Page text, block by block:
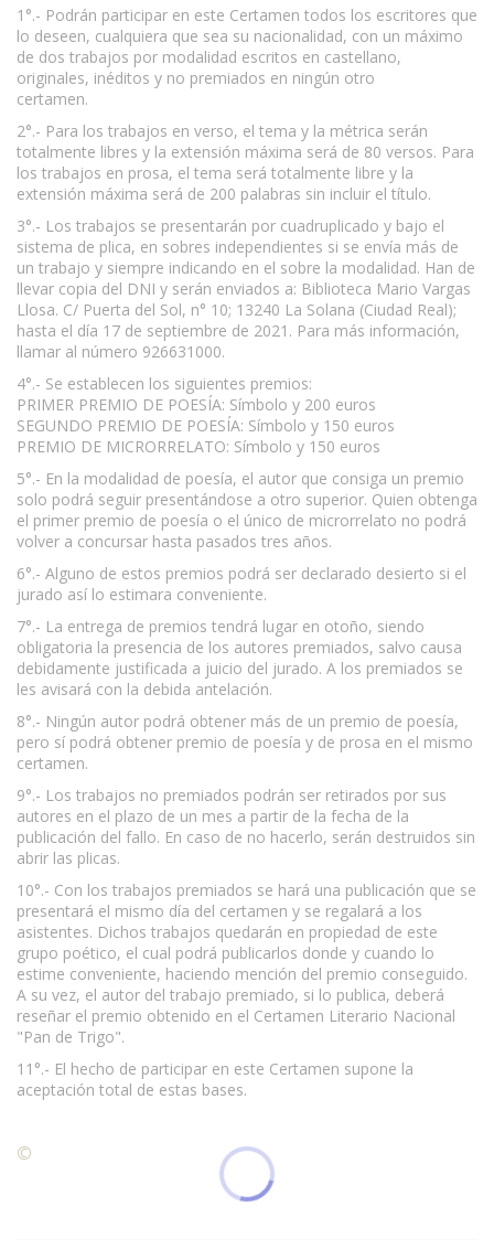
1°.- Podrán participar en este Certamen todos los escritores que
lo deseen, cualquiera que sea su nacionalidad, con un máximo
de dos trabajos por modalidad escritos en castellano,
originales, inéditos y no premiados en ningún otro
certamen.
2°.- Para los trabajos en verso, el tema y la métrica serán
totalmente libres y la extensión máxima será de 80 versos. Para
los trabajos en prosa, el tema será totalmente libre y la
extensión máxima será de 200 palabras sin incluir el título.
3°.- Los trabajos se presentarán por cuadruplicado y bajo el
sistema de plica, en sobres independientes si se envía más de
un trabajo y siempre indicando en el sobre la modalidad. Han de
llevar copia del DNI y serán enviados a: Biblioteca Mario Vargas
Llosa. C/ Puerta del Sol, n° 10; 13240 La Solana (Ciudad Real);
hasta el día 17 de septiembre de 2021. Para más información,
llamar al número 926631000.
4°.- Se establecen los siguientes premios:
PRIMER PREMIO DE POESÍA: Símbolo y 200 euros
SEGUNDO PREMIO DE POESÍA: Símbolo y 150 euros
PREMIO DE MICRORRELATO: Símbolo y 150 euros
5°.- En la modalidad de poesía, el autor que consiga un premio
solo podrá seguir presentándose a otro superior. Quien obtenga
el primer premio de poesía o el único de microrrelato no podrá
volver a concursar hasta pasados tres años.
6°.- Alguno de estos premios podrá ser declarado desierto si el
jurado así lo estimara conveniente.
7°.- La entrega de premios tendrá lugar en otoño, siendo
obligatoria la presencia de los autores premiados, salvo causa
debidamente justificada a juicio del jurado. A los premiados se
les avisará con la debida antelación.
8°.- Ningún autor podrá obtener más de un premio de poesía,
pero sí podrá obtener premio de poesía y de prosa en el mismo
certamen.
9°.- Los trabajos no premiados podrán ser retirados por sus
autores en el plazo de un mes a partir de la fecha de la
publicación del fallo. En caso de no hacerlo, serán destruidos sin
abrir las plicas.
10°.- Con los trabajos premiados se hará una publicación que se
presentará el mismo día del certamen y se regalará a los
asistentes. Dichos trabajos quedarán en propiedad de este
grupo poético, el cual podrá publicarlos donde y cuando lo
estime conveniente, haciendo mención del premio conseguido.
A su vez, el autor del trabajo premiado, si lo publica, deberá
reseñar el premio obtenido en el Certamen Literario Nacional
"Pan de Trigo".
11°.- El hecho de participar en este Certamen supone la
aceptación total de estas bases.
© Condiciones para la reproducción de contenidos de esta